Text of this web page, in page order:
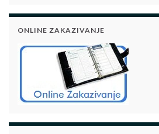
ONLINE ZAKAZIVANJE